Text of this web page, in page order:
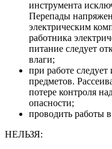
инструмента
Перепады
электрическим
работника
питание следует
влаги;
при работе
предметов.
потере контроля
опасности;
проводить работы
НЕЛЬЗЯ: